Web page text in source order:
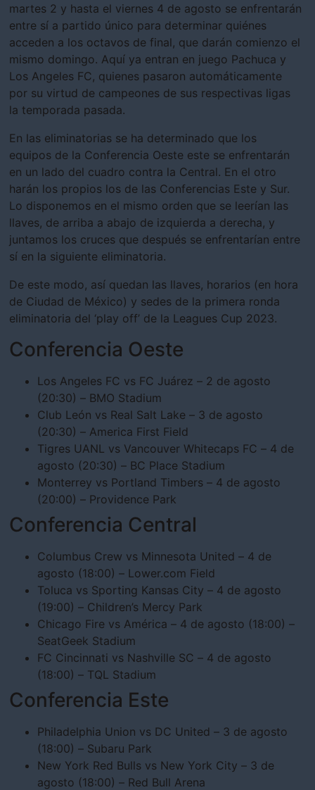
martes 2 y hasta el viernes 4 de agosto se enfrentarán
entre sí a partido único para determinar quiénes
acceden a los octavos de final, que darán comienzo el
mismo domingo. Aquí ya entran en juego Pachuca y
Los Angeles FC, quienes pasaron automáticamente
por su virtud de campeones de sus respectivas ligas
la temporada pasada.
En las eliminatorias se ha determinado que los
equipos de la Conferencia Oeste este se enfrentarán
en un lado del cuadro contra la Central. En el otro
harán los propios los de las Conferencias Este y Sur.
Lo disponemos en el mismo orden que se leerían las
llaves, de arriba a abajo de izquierda a derecha, y
juntamos los cruces que después se enfrentarían entre
sí en la siguiente eliminatoria.
De este modo, así quedan las llaves, horarios (en hora
de Ciudad de México) y sedes de la primera ronda
eliminatoria del ‘play off’ de la Leagues Cup 2023.
Conferencia Oeste
Los Angeles FC vs FC Juárez – 2 de agosto
(20:30) – BMO Stadium
Club León vs Real Salt Lake – 3 de agosto
(20:30) – America First Field
Tigres UANL vs Vancouver Whitecaps FC – 4 de
agosto (20:30) – BC Place Stadium
Monterrey vs Portland Timbers – 4 de agosto
(20:00) – Providence Park
Conferencia Central
Columbus Crew vs Minnesota United – 4 de
agosto (18:00) – Lower.com Field
Toluca vs Sporting Kansas City – 4 de agosto
(19:00) – Children’s Mercy Park
Chicago Fire vs América – 4 de agosto (18:00) –
SeatGeek Stadium
FC Cincinnati vs Nashville SC – 4 de agosto
(18:00) – TQL Stadium
Conferencia Este
Philadelphia Union vs DC United – 3 de agosto
(18:00) – Subaru Park
New York Red Bulls vs New York City – 3 de
agosto (18:00) – Red Bull Arena